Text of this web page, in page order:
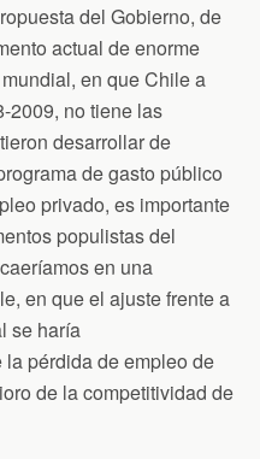
del Gobierno, de
actual de enorme
en que Chile a
2009, no tiene las
desarrollar de
de gasto público
privado, es importante
populistas del
en una
en que el ajuste frente a
se haría
pérdida de empleo de
de la competitividad de